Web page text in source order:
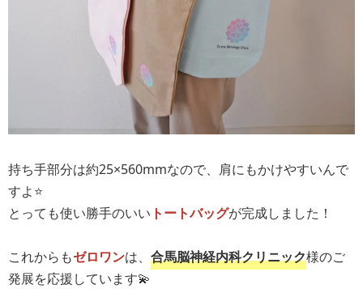
持ち手部分は約25×560mmなので、肩にもかけやすいんで
すよ⭐️
とっても使い勝手のいい トートバッグが完成しました！
これからもゼロワンは、 合馬脳神経内科クリニック様のご
発展を応援しています💫